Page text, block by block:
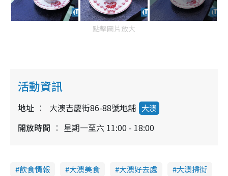
點擊圖片放大
活動資訊
地址 大澳吉慶街86-88號地舖 大澳
開放時間 星期一至六 11:00 - 18:00
飲食情報 大澳美食 大澳好去處
大澳掃街